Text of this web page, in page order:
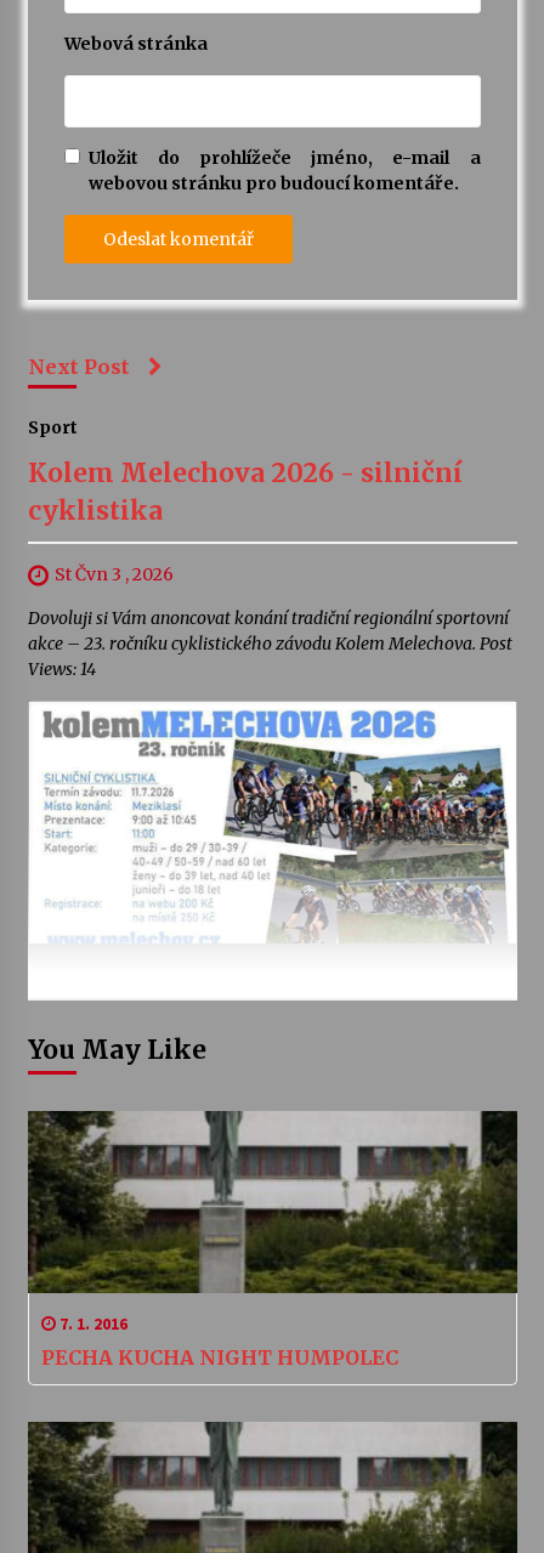
Webová stránka
Uložit do prohlížeče jméno, e-mail a
webovou stránku pro budoucí komentáře.
Next Post
Sport
Kolem Melechova 2026 - silniční
cyklistika
St Čvn 3 , 2026
Dovoluji si Vám anoncovat konání tradiční regionální sportovní
akce – 23. ročníku cyklistického závodu Kolem Melechova. Post
Views: 14
You May Like
7. 1. 2016
PECHA KUCHA NIGHT HUMPOLEC